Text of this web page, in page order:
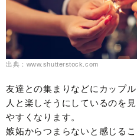
出典：www.shutterstock.com
友達との集まりなどにカップ
人と楽しそうにしているのを
やすくなります。
嫉妬からつまらないと感じる